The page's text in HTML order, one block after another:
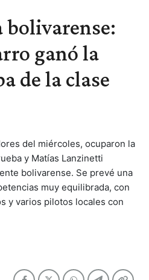
ganó la
de la clase
del miércoles, ocuparon la
y Matías Lanzinetti
bolivarense. Se prevé una
muy equilibrada, con
y varios pilotos locales con